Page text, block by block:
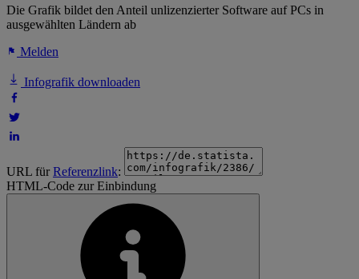
Die Grafik bildet den Anteil unlizenzierter Software auf PCs in
ausgewählten Ländern ab
Melden
Infografik downloaden
URL fürReferenzlink:
HTML-Code zur Einbindung